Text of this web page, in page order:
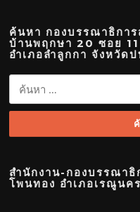
ค้นหา กองบรรณาธิกา
บ้านพฤกษา 20 ซอย
อำเภอลำลูกกา จังหวัด
ค้นหา
สำนักงาน-กองบรรณา
โพนทอง อำเภอเรณูน